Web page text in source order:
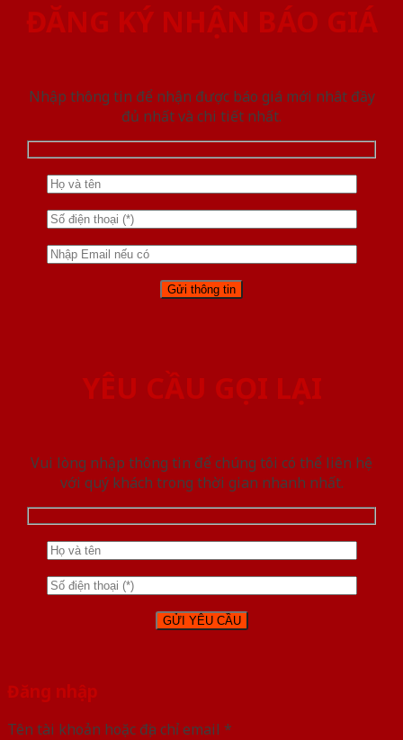
ĐĂNG KÝ NHẬN BÁO GIÁ
Nhập thông tin để nhận được báo giá mới nhât đầy
đủ nhất và chi tiết nhất.
YÊU CẦU GỌI LẠI
Vui lòng nhập thông tin để chúng tôi có thể liên hệ
với quý khách trong thời gian nhanh nhất.
Đăng nhập
Tên tài khoản hoặc địa chỉ email *